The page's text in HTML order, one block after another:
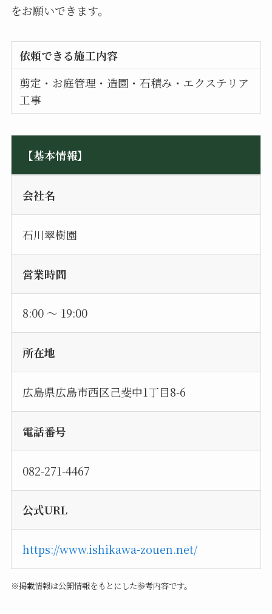
をお願いできます。
依頼できる施工内容
剪定・お庭管理・造園・石積み・エクステリア
工事
【基本情報】
会社名
石川翠樹園
営業時間
8:00 ～ 19:00
所在地
広島県広島市西区己斐中1丁目8-6
電話番号
082-271-4467
公式URL
https://www.ishikawa-zouen.net/
※掲載情報は公開情報をもとにした参考内容です。